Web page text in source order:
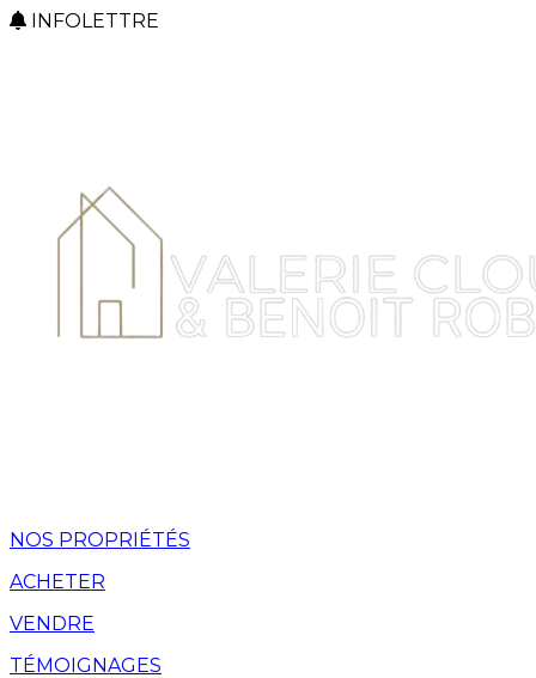
INFOLETTRE
NOS PROPRIÉTÉS
ACHETER
VENDRE
TÉMOIGNAGES